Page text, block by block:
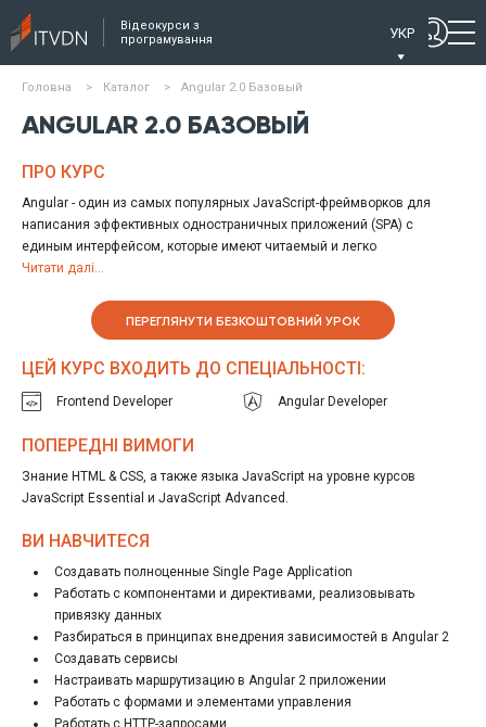
Відеокурси з
програмування
УКР
Головна > Каталог > Angular 2.0 Базовый
ANGULAR 2.0 БАЗОВЫЙ
ПРО КУРС
Angular - один из самых популярных JavaScript-фреймворков для
написания эффективных одностраничных приложений (SPA) с
единым интерфейсом, которые имеют читаемый и легко
поддерживаемый код. Данный видео курс затрагивает Angular
в ходе разработки авторы приняли решение о выделении его в
отдельный фреймворк.
Курс будет полезен как опытным, так и начинающим веб-
разработчикам.
Читати далі...
ПЕРЕГЛЯНУТИ БЕЗКОШТОВНИЙ УРОК
ЦЕЙ КУРС ВХОДИТЬ ДО СПЕЦІАЛЬНОСТІ:
Frontend Developer Angular Developer
ПОПЕРЕДНІ ВИМОГИ
Знание HTML & CSS, а также языка JavaScript на уровне курсов
JavaScript Essential и JavaScript Advanced.
ВИ НАВЧИТЕСЯ
Создавать полноценные Single Page Application
Работать с компонентами и директивами, реализовывать
привязку данных
Разбираться в принципах внедрения зависимостей в Angular 2
Создавать сервисы
Настраивать маршрутизацию в Angular 2 приложении
Работать с формами и элементами управления
Работать с HTTP-запросами